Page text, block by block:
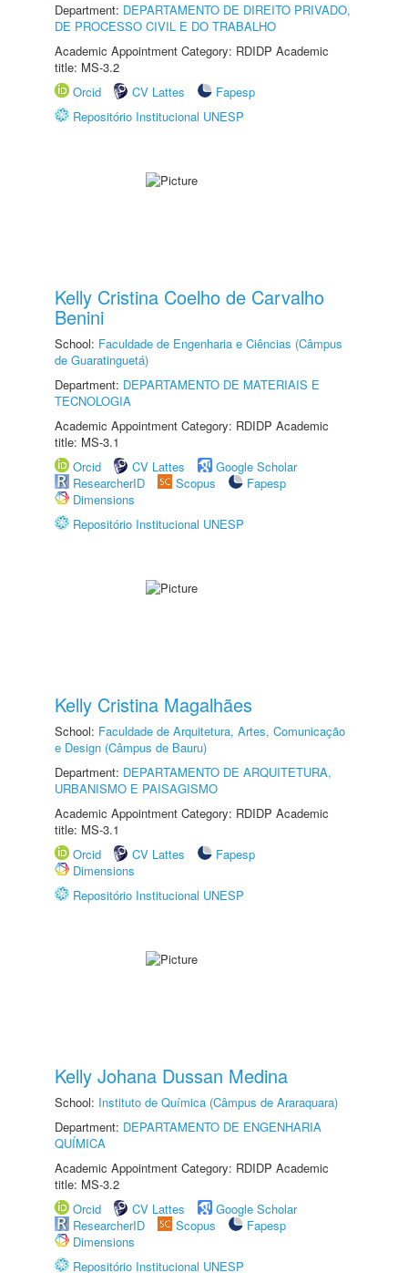
Department: DEPARTAMENTO DE DIREITO PRIVADO,
DE PROCESSO CIVIL E DO TRABALHO
Academic Appointment Category: RDIDP Academic
title: MS-3.2
Orcid
CV Lattes
Fapesp
Repositório Institucional UNESP
Kelly Cristina Coelho de Carvalho
Benini
School: Faculdade de Engenharia e Ciências (Câmpus
de Guaratinguetá)
Department: DEPARTAMENTO DE MATERIAIS E
TECNOLOGIA
Academic Appointment Category: RDIDP Academic
title: MS-3.1
Orcid
CV Lattes
Google Scholar
ResearcherID
Scopus
Fapesp
Dimensions
Repositório Institucional UNESP
Kelly Cristina Magalhães
School: Faculdade de Arquitetura, Artes, Comunicação
e Design (Câmpus de Bauru)
Department: DEPARTAMENTO DE ARQUITETURA,
URBANISMO E PAISAGISMO
Academic Appointment Category: RDIDP Academic
title: MS-3.1
Orcid
CV Lattes
Fapesp
Dimensions
Repositório Institucional UNESP
Kelly Johana Dussan Medina
School: Instituto de Química (Câmpus de Araraquara)
Department: DEPARTAMENTO DE ENGENHARIA
QUÍMICA
Academic Appointment Category: RDIDP Academic
title: MS-3.2
Orcid
CV Lattes
Google Scholar
ResearcherID
Scopus
Fapesp
Dimensions
Repositório Institucional UNESP